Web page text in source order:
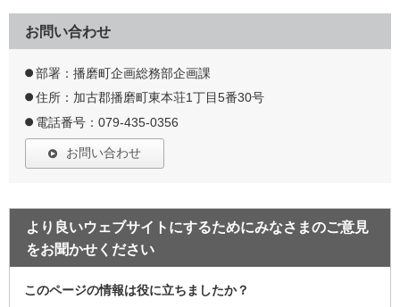
お問い合わせ
部署：播磨町企画総務部企画課
住所：加古郡播磨町東本荘1丁目5番30号
電話番号：079-435-0356
お問い合わせ
より良いウェブサイトにするためにみなさまのご意見
をお聞かせください
このページの情報は役に立ちましたか？